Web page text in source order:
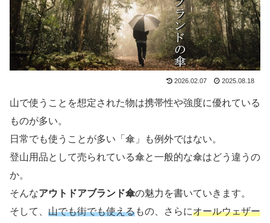
2026.02.07 2025.08.18
山で使うことを想定された物は携帯性や強度に優れている
ものが多い。
日常でも使うことが多い「傘」も例外ではない。
登山用品として売られている傘と一般的な傘はどう違うの
か。
そんなアウトドアブランド傘の魅力を書いていきます。
そして、 山でも街でも使えるもの、さらにオールウェザー